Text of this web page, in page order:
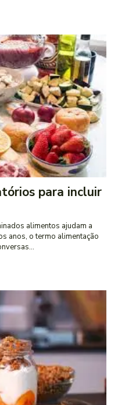
para incluir
alimentos ajudam a
anos, o termo alimentação